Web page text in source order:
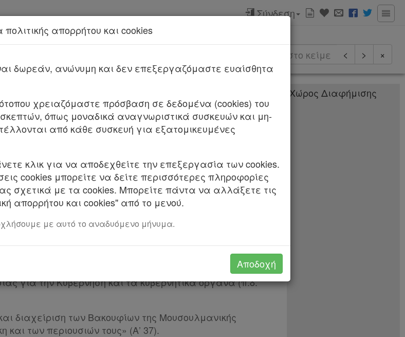
Σύνδεση
Νέα υπηρεσία Kodiko Assistant.
< > ×
στην παρ. 4 του άρθρου 58 του ν. 4807/2021 (Α’ 96)
τιμών για παροχή υπηρεσιών ταφής μουσουλμάνων
Μουσουλμανικής Περιουσίας Ξάνθης.
ΚΑΙ ΟΙΚΟΝΟΜΙΚΩΝ ΠΑΙΔΕΙΑΣ, ΘΡΗΣΚΕΥΜΑΤΩΝ
του ν. 4807/2021 «Θεσμικό πλαίσιο τηλεργασίας,
του δημοσίου τομέα και άλλες επείγουσες
Κράτος: οργάνωση, λειτουργία και διαφάνεια της
και της κεντρικής δημόσιας διοίκησης» (Α’
άρθρου 119 αυτού, το οποίο διατήρησε σε ισχύ με το
για την Κυβέρνηση και τα κυβερνητικά όργανα (π.δ.
διαχείριση των Βακουφίων της Μουσουλμανικής
και των περιουσιών τους» (Α’ 37).
απορρήτου και cookies
δωρεάν, ανώνυμη και δεν επεξεργαζόμαστε ευαίσθητα
χρειαζόμαστε πρόσβαση σε δεδομένα (cookies) του
όπως μοναδικά αναγνωριστικά συσκευών και μη-
από κάθε συσκευή για εξατομικευμένες
κλικ για να αποδεχθείτε την επεξεργασία των cookies.
cookies μπορείτε να δείτε περισσότερες πληροφορίες
σχετικά με τα cookies. Μπορείτε πάντα να αλλάξετε τις
απορρήτου και cookies" από το μενού.
με αυτό το αναδυόμενο μήνυμα.
Αποδοχή